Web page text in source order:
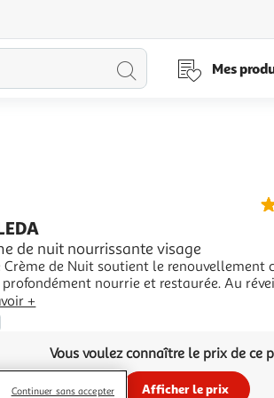
Lancer
Mes
de nuit nourrissante visage
Crème de Nuit soutient le renouvellement
profondément nourrie et restaurée. Au
+
Vous voulez connaître le prix de ce
Afficher le prix
Continuer sans accepter